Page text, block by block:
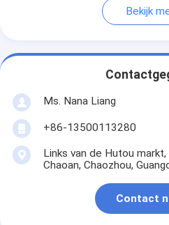
Bekijk
Ms. Nana Liang
+86-13500113280
Links van de Hutou
Chaoan, Chaozhou,
Contact